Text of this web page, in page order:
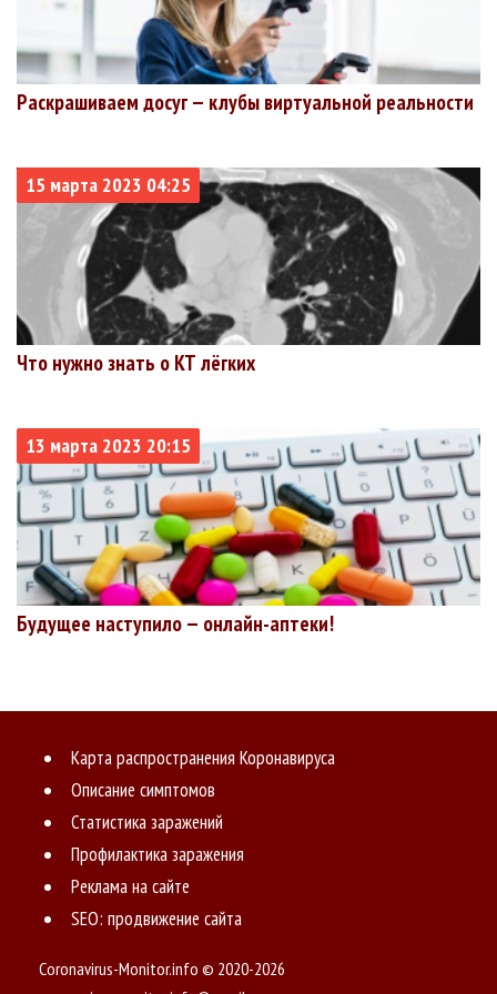
Раскрашиваем досуг — клубы виртуальной реальности
15 марта 2023 04:25
Что нужно знать о КТ лёгких
13 марта 2023 20:15
Будущее наступило — онлайн-аптеки!
Карта распространения Коронавируса
Описание симптомов
Статистика заражений
Профилактика заражения
Реклама на сайте
SEO: продвижение сайта
Coronavirus-Monitor.info © 2020-2026